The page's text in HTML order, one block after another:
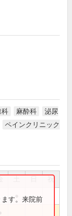
科 麻酔科
泌尿
ペインクリニック
祝
す。来院前